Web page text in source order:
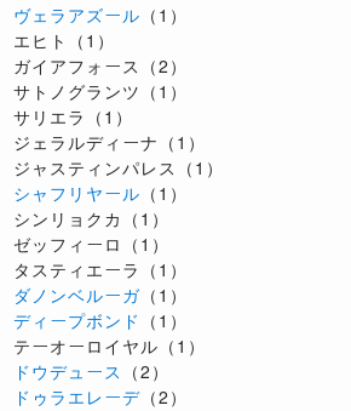
ヴェラアズール （1）
エヒト（1）
ガイアフォース（2）
サトノグランツ（1）
サリエラ（1）
ジェラルディーナ（1）
ジャスティンパレス（1）
シャフリヤール （1）
シンリョクカ（1）
ゼッフィーロ（1）
タスティエーラ（1）
ダノンベルーガ （1）
ディープボンド （1）
テーオーロイヤル（1）
ドウデュース （2）
ドゥラエレーデ （2）